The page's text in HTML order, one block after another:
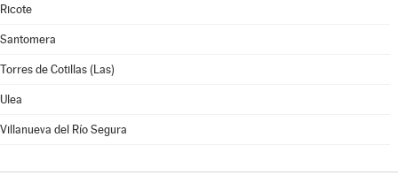
Ricote
Santomera
Torres de Cotillas (Las)
Ulea
Villanueva del Río Segura